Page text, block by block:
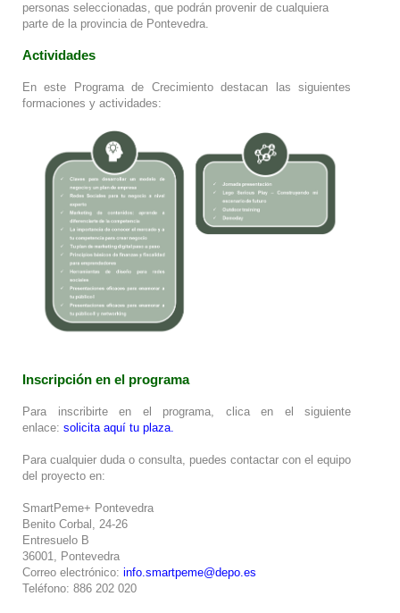
personas seleccionadas, que podrán provenir de cualquiera
parte de la provincia de Pontevedra.
Actividades
En este Programa de Crecimiento destacan las siguientes
formaciones y actividades:
Inscripción en el programa
Para inscribirte en el programa, clica en el siguiente
enlace: solicita aquí tu plaza.
Para cualquier duda o consulta, puedes contactar con el equipo
del proyecto en:
SmartPeme+ Pontevedra
Benito Corbal, 24-26
Entresuelo B
36001, Pontevedra
Correo electrónico: info.smartpeme@depo.es
Teléfono: 886 202 020